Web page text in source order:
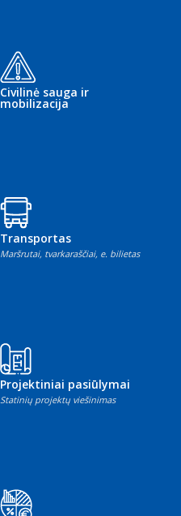
Civilinė sauga ir
mobilizacija
Transportas
Maršrutai, tvarkaraščiai, e. bilietas
Projektiniai pasiūlymai
Statinių projektų viešinimas